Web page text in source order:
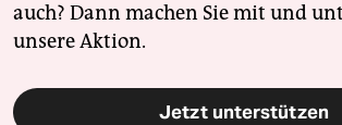
auch? Dann machen Sie mit und
unsere Aktion.
Jetzt unterstützen